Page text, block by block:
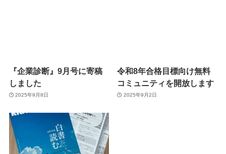
『企業診断』9月号に寄稿
しました
2025年9月8日
令和8年合格目標向け無料
コミュニティを開放します
2025年9月2日